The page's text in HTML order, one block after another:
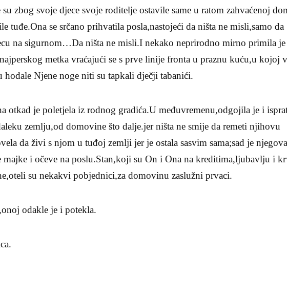
zbog svoje djece svoje roditelje ostavile same u ratom zahvaćenoj
tuđe.Ona se srčano prihvatila posla,nastojeći da ništa ne misli,samo da
na sigurnom…Da ništa ne misli.I nekako neprirodno mirno primila
metka vraćajući se s prve linije fronta u praznu kuću,u kojoj
hodale Njene noge niti su tapkali dječji tabanići.
otkad je poletjela iz rodnog gradića.U međuvremenu,odgojila je i
zemlju,od domovine što dalje.jer ništa ne smije da remeti njihovu
da živi s njom u tuđoj zemlji jer je ostala sasvim sama;sad je
majke i očeve na poslu.Stan,koji su On i Ona na kreditima,ljubavlju i
su nekakvi pobjednici,za domovinu zaslužni prvaci.
odakle je i potekla.